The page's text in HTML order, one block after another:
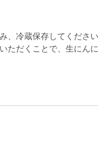
、冷蔵保存してください
ただくことで、生にん